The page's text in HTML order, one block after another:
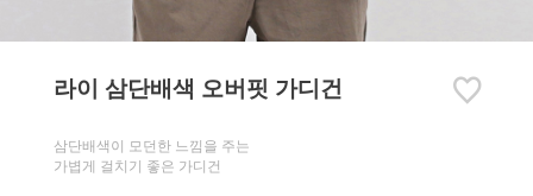
라이 삼단배색 오버핏 가디건
삼단배색이 모던한 느낌을 주는
가볍게 걸치기 좋은 가디건